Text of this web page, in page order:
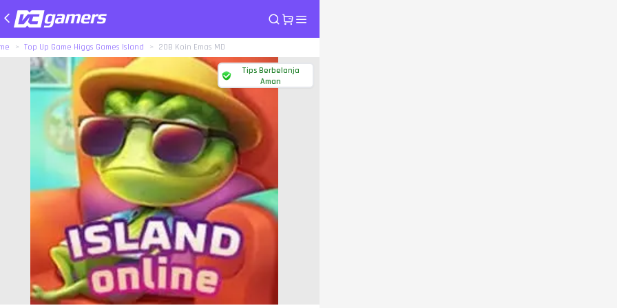
Top Up Game Higgs Games Island 20B Koin Emas MD
Tips Berbelanja
Aman